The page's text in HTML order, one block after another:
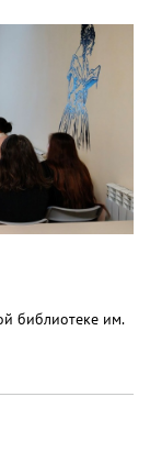
библиотеке им.